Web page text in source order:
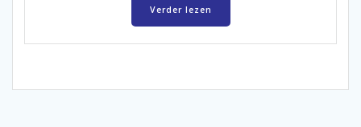
Verder lezen